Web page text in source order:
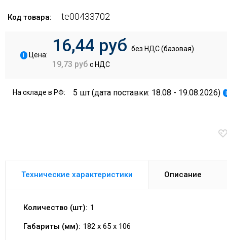
Код товара: te00433702
i Цена: 16,44 руб без НДС (базовая)
19,73 руб с НДС
На складе в РФ: 5 шт(дата поставки: 18.08 - 19.08.2026) i
Технические характеристики Описание
Количество (шт): 1
Габариты (мм): 182 x 65 x 106